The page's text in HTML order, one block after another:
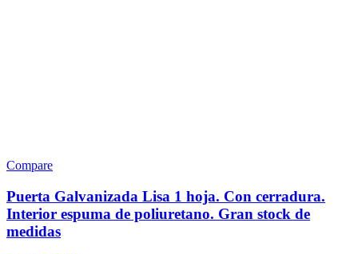
Compare
Puerta Galvanizada Lisa 1 hoja. Con cerradura.
Interior espuma de poliuretano. Gran stock de
medidas